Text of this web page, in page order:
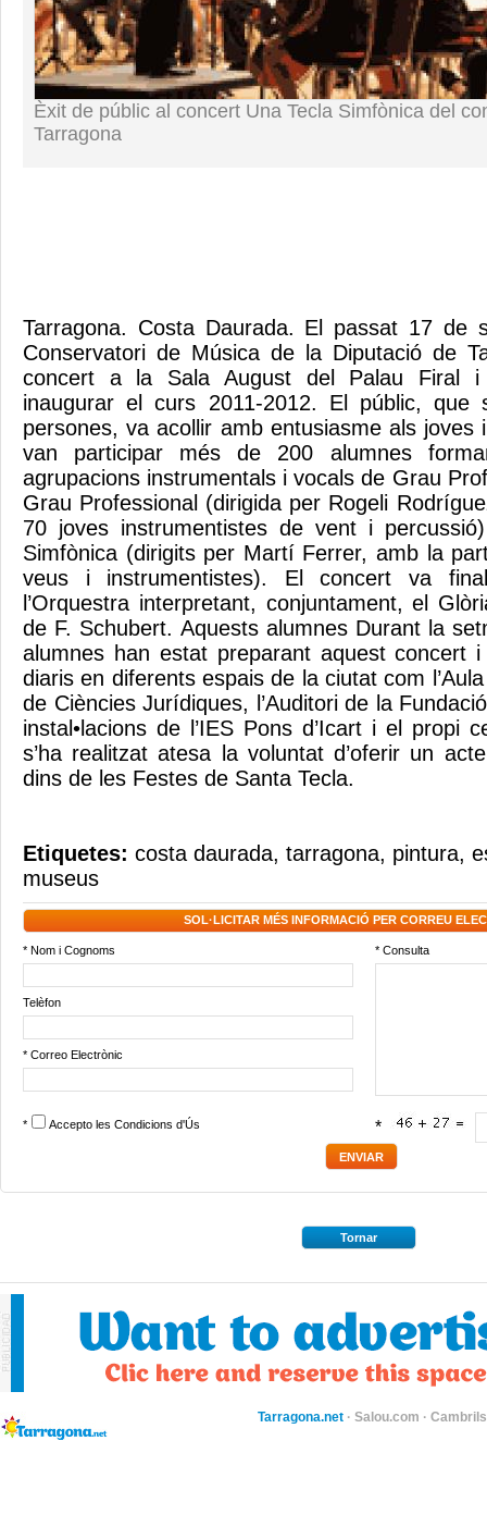
Èxit de públic al concert Una Tecla Simfònica del
Tarragona
Tarragona. Costa Daurada. El passat 17 de
Conservatori de Música de la Diputació de
concert a la Sala August del Palau Firal i
inaugurar el curs 2011-2012. El públic, que
persones, va acollir amb entusiasme als joves
van participar més de 200 alumnes
agrupacions instrumentals i vocals de Grau
Grau Professional (dirigida per Rogeli
70 joves instrumentistes de vent i
Simfònica (dirigits per Martí Ferrer, amb la
veus i instrumentistes). El concert va
l’Orquestra interpretant, conjuntament, el
de F. Schubert. Aquests alumnes Durant la
alumnes han estat preparant aquest concert
diaris en diferents espais de la ciutat com
de Ciències Jurídiques, l’Auditori de la
instal•lacions de l’IES Pons d’Icart i el propi
s’ha realitzat atesa la voluntat d’oferir un
dins de les Festes de Santa Tecla.
Etiquetes: costa daurada, tarragona, pintura,
museus
SOL·LICITAR MÉS INFORMACIÓ PER CORREU
* Nom i Cognoms * Consulta
Telèfon
* Correo Electrònic
* Accepto les Condicions d'Ús *
Tornar
Tarragona.net · Salou.com ·